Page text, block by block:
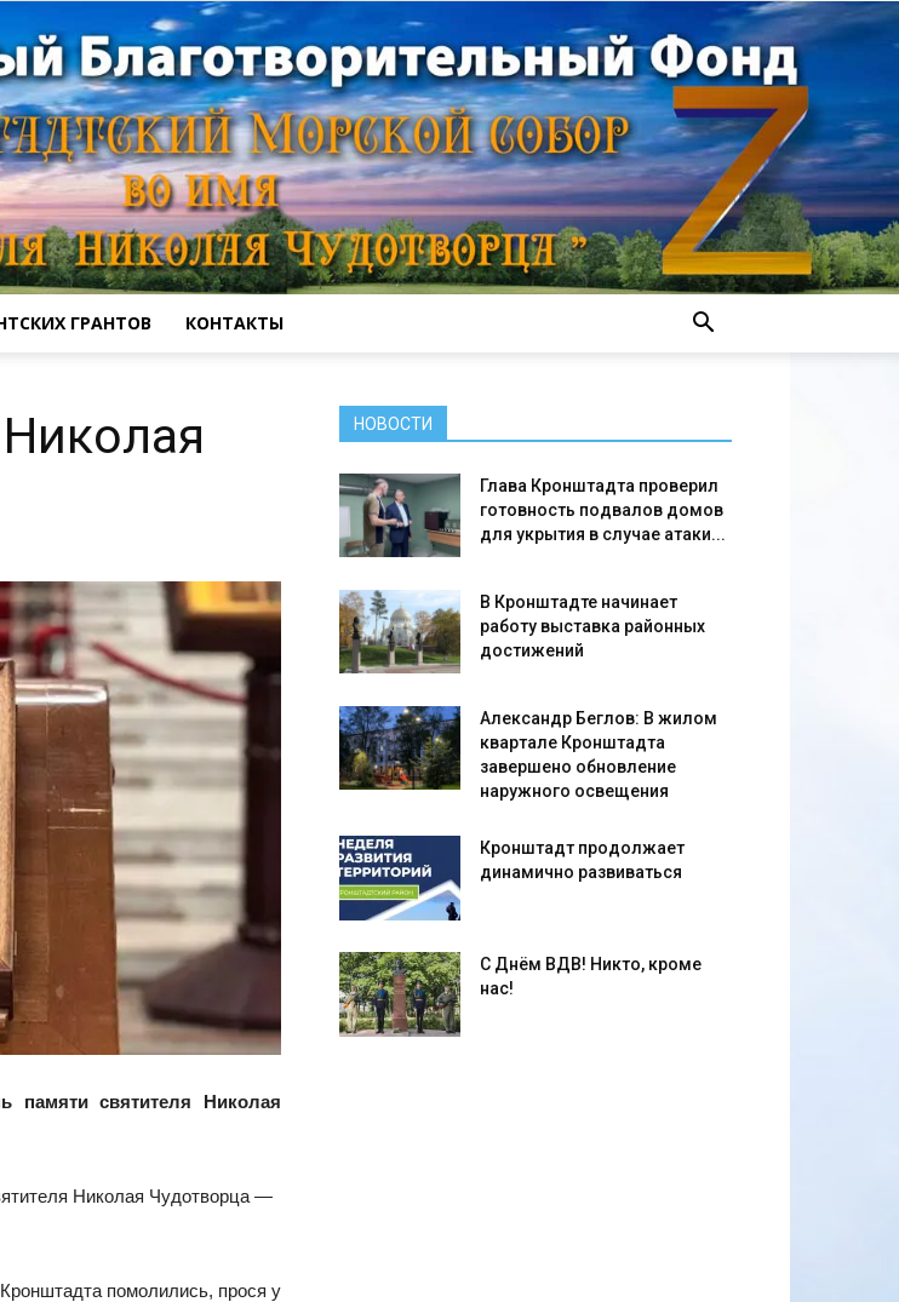
собор
ГРАНТОВ КОНТАКТЫ
памяти святителя Николая
Николая Чудотворца —
помолились, прося у
НОВОСТИ
Глава Кронштадта проверил
готовность подвалов домов
для укрытия в случае атаки...
В Кронштадте начинает
работу выставка районных
достижений
Александр Беглов: В жилом
квартале Кронштадта
завершено обновление
наружного освещения
Кронштадт продолжает
динамично развиваться
С Днём ВДВ! Никто, кроме
нас!